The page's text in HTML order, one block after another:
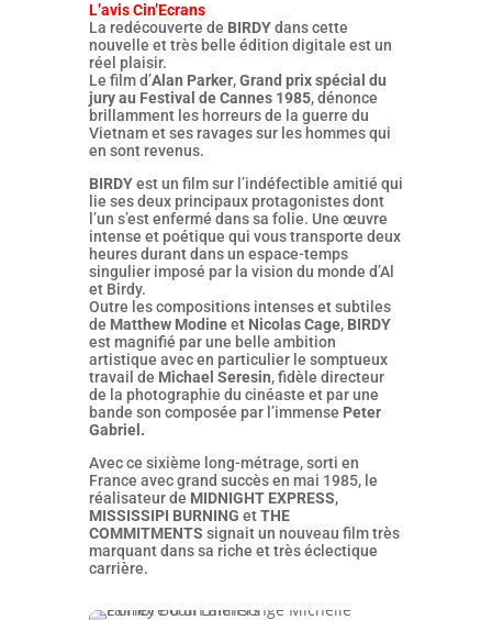
L’avis Cin’Ecrans
La redécouverte de BIRDYdans cette
nouvelle et très belle édition digitale est un
réel plaisir.
Le film d’Alan Parker,Grand prix spécial du
jury au Festival de Cannes 1985, dénonce
brillamment les horreurs de la guerre du
Vietnam et ses ravages sur les hommes qui
en sont revenus.
BIRDYest un film sur l’indéfectible amitié qui
lie ses deux principaux protagonistes dont
l’un s’est enfermé dans sa folie. Une œuvre
intense et poétique qui vous transporte deux
heures durant dans un espace-temps
singulier imposé par la vision du monde d’Al
et Birdy.
Outre les compositions intenses et subtiles
de Matthew Modineet Nicolas Cage, BIRDY
est magnifié par une belle ambition
artistique avec en particulier le somptueux
travail de Michael Seresin, fidèle directeur
de la photographie du cinéaste et par une
bande son composée par l’immense Peter
Gabriel.
Avec ce sixième long-métrage, sorti en
France avec grand succès en mai 1985, le
réalisateur de MIDNIGHT EXPRESS,
MISSISSIPI BURNING etTHE
COMMITMENTS signait un nouveau film très
marquant dans sa riche et très éclectique
carrière.